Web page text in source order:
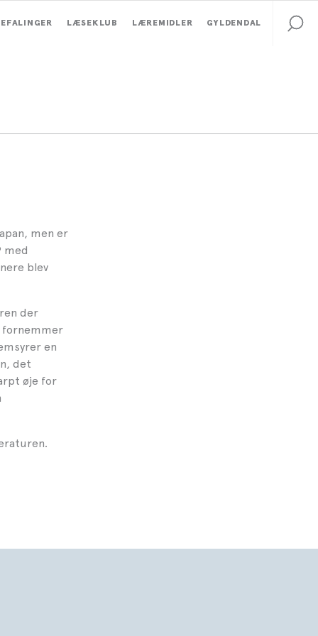
LÆSEKLUB LÆREMIDLER GYLDENDAL
men er
med
blev
der
fornemmer
en
det
øje for